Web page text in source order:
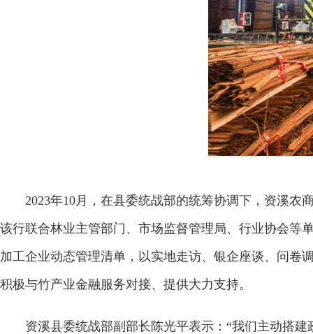
2023年10月，在县委统战部的统筹协调下，资溪农
该行联合林业主管部门、市场监督管理局、行业协会等
加工企业动态管理清单，以实地走访、银企座谈、问卷
积极与竹产业金融服务对接、提供大力支持。
资溪县委统战部副部长陈光平表示：“我们主动搭建